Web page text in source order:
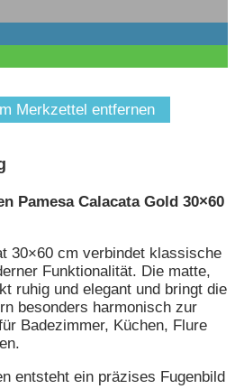
Merkzettel entfernen
Pamesa Calacata Gold 30×60
30×60 cm verbindet klassische
Funktionalität. Die matte,
ruhig und elegant und bringt die
besonders harmonisch zur
Badezimmer, Küchen, Flure
entsteht ein präzises Fugenbild